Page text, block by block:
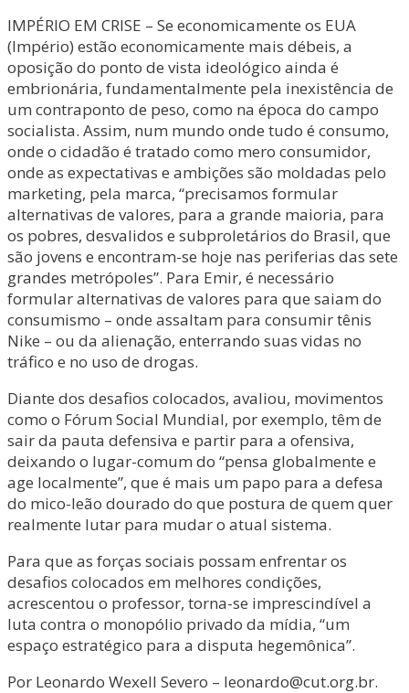
IMPÉRIO EM CRISE – Se economicamente os EUA
(Império) estão economicamente mais débeis, a
oposição do ponto de vista ideológico ainda é
embrionária, fundamentalmente pela inexistência de
um contraponto de peso, como na época do campo
socialista. Assim, num mundo onde tudo é consumo,
onde o cidadão é tratado como mero consumidor,
onde as expectativas e ambições são moldadas pelo
marketing, pela marca, “precisamos formular
alternativas de valores, para a grande maioria, para
os pobres, desvalidos e subproletários do Brasil, que
são jovens e encontram-se hoje nas periferias das sete
grandes metrópoles”. Para Emir, é necessário
formular alternativas de valores para que saiam do
consumismo – onde assaltam para consumir tênis
Nike – ou da alienação, enterrando suas vidas no
tráfico e no uso de drogas.
Diante dos desafios colocados, avaliou, movimentos
como o Fórum Social Mundial, por exemplo, têm de
sair da pauta defensiva e partir para a ofensiva,
deixando o lugar-comum do “pensa globalmente e
age localmente”, que é mais um papo para a defesa
do mico-leão dourado do que postura de quem quer
realmente lutar para mudar o atual sistema.
Para que as forças sociais possam enfrentar os
desafios colocados em melhores condições,
acrescentou o professor, torna-se imprescindível a
luta contra o monopólio privado da mídia, “um
espaço estratégico para a disputa hegemônica”.
Por Leonardo Wexell Severo – leonardo@cut.org.br.